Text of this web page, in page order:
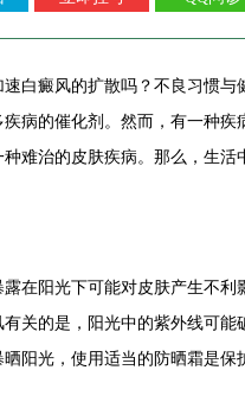
癜风的扩散吗？不良习惯与
病的催化剂。然而，有一种疾
难治的皮肤疾病。那么，生活
阳光下可能对皮肤产生不利
关的是，阳光中的紫外线可能
阳光，使用适当的防晒霜是保